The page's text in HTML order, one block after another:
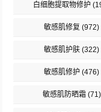
白细胞提取物修护
敏感肌修复 (972)
敏感肌护肤 (322)
敏感肌修护 (476)
敏感肌防晒霜(71)